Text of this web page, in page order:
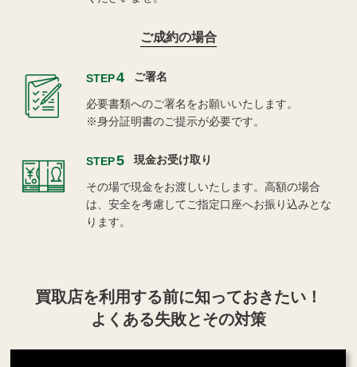
ご成約の場合
STEP4 ご署名
必要書類へのご署名をお願いいたします。
※身分証明書のご提示が必要です。
STEP5 現金お受け取り
その場で現金をお渡しいたします。高額の場合
は、安全を考慮してご指定口座へお振り込みとな
ります。
買取店を利用する前に知っておきたい！
よくある失敗とその対策